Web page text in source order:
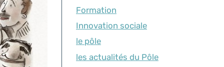
Formation
Innovation sociale
le pôle
les actualités du Pôle